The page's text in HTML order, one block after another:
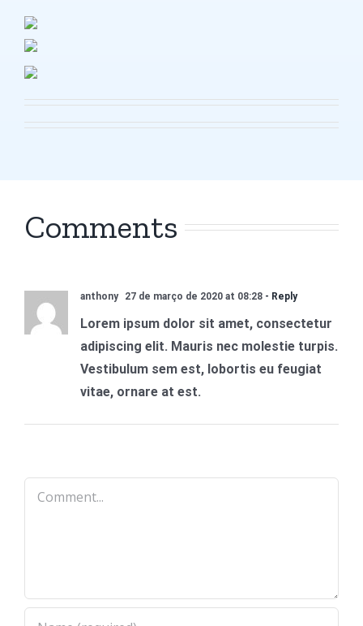
Comments
anthony 27 de março de 2020 at 08:28 - Reply
Lorem ipsum dolor sit amet, consectetur
adipiscing elit. Mauris nec molestie turpis.
Vestibulum sem est, lobortis eu feugiat
vitae, ornare at est.